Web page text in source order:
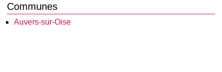
Communes
Auvers-sur-Oise